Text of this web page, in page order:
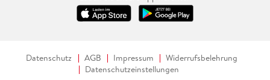
Datenschutz AGB Impressum
Widerrufsbelehrung
Datenschutzeinstellungen